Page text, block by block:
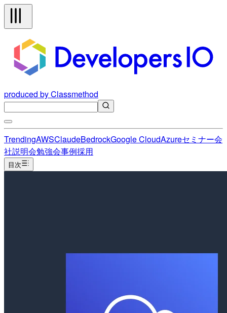
produced by Classmethod
TrendingAWSClaudeBedrockGoogle CloudAzureセミナー会
社説明会勉強会事例採用
目次